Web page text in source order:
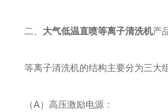
二、 大气低温直喷等离子清洗机产
等离子清洗机的结构主要分为三大
（A）高压激励电源：